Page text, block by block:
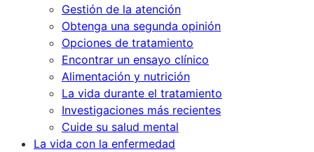
Gestión de la atención
Obtenga una segunda opinión
Opciones de tratamiento
Encontrar un ensayo clínico
Alimentación y nutrición
La vida durante el tratamiento
Investigaciones más recientes
Cuide su salud mental
La vida con la enfermedad